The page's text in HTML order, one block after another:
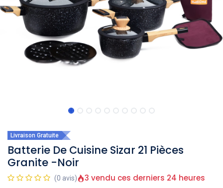
Livraison Gratuite
Batterie De Cuisine Sizar 21 Pièces
Granite -Noir
(0 avis) 3 vendu ces derniers 24 heures